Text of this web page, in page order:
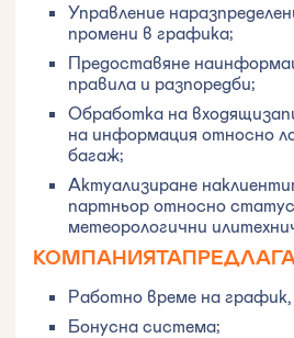
Управление
промени в графика;
Предоставяне
правила и разпоредби;
Обработка на
на информация относно
багаж;
Актуализиране
партньор относно
метеорологични
Работно време на
Бонусна система;